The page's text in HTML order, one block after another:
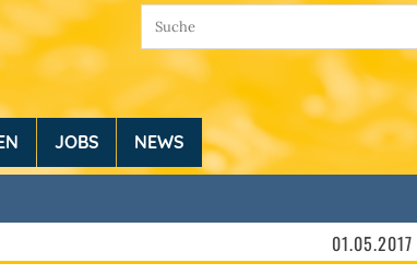
JOBS NEWS
01.05.2017